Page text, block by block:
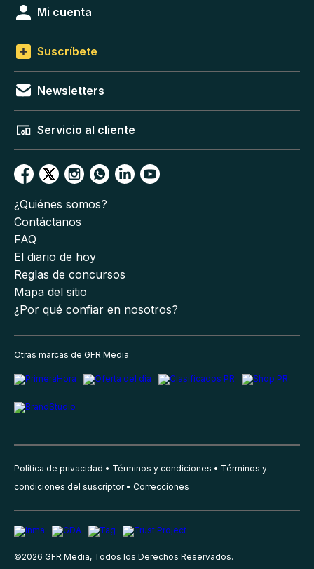
Mi cuenta
Suscríbete
Newsletters
Servicio al cliente
¿Quiénes somos?
Contáctanos
FAQ
El diario de hoy
Reglas de concursos
Mapa del sitio
¿Por qué confiar en nosotros?
Otras marcas de GFR Media
Política de privacidad Términos y condiciones
Términos y
condiciones del suscriptor
Correcciones
©2026 GFR Media, Todos los Derechos Reservados.